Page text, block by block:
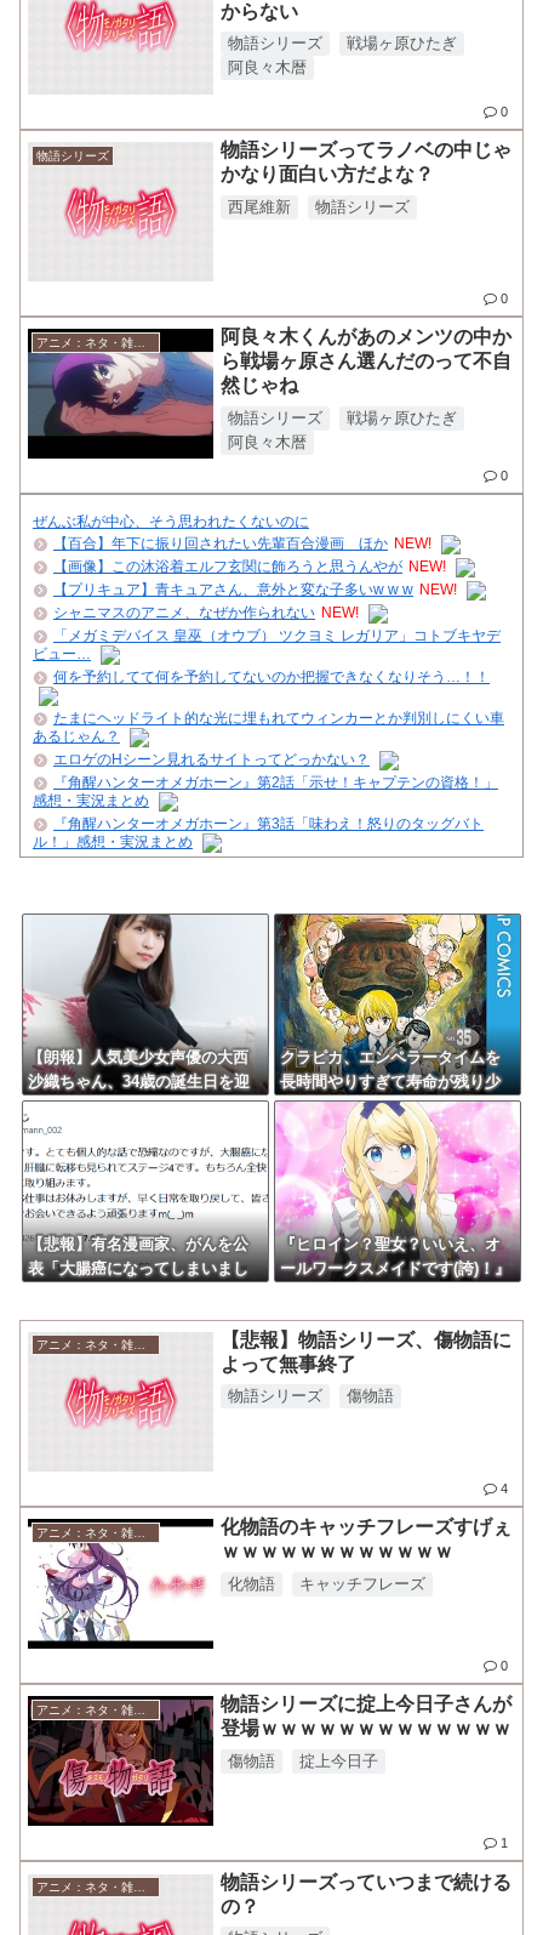
【復活予告】管理人、クダクダ
【画像】NARUTO三大謎の一つ、「羅生門」とは一体何だったの
か！？
舌を絡ませて、唾液交換して── ちゅっちゅしながらの濃厚エッ画像♪
クレバテスⅡ-魔獣の王と偽りの勇者伝承- 第4話 感想：敵を探すより
トアの書を餌に誘き出す作戦！
【ハンターハンター】再登場するかな
Powered by livedoor 相互RSS
からない
物語シリーズ
戦場ヶ原ひたぎ
阿良々木暦
0
物語シリーズ
物語シリーズってラノベの中じゃ
かなり面白い方だよな？
西尾維新 物語シリーズ
0
アニメ：ネタ・雑談・ニュース
阿良々木くんがあのメンツの中か
ら戦場ヶ原さん選んだのって不自
然じゃね
物語シリーズ
戦場ヶ原ひたぎ
阿良々木暦
0
ぜんぶ私が中心、そう思われたくないのに
【百合】年下に振り回されたい先輩百合漫画 ほか NEW!
【画像】この沐浴着エルフ玄関に飾ろうと思うんやが NEW!
【プリキュア】青キュアさん、意外と変な子多いw w w NEW!
シャニマスのアニメ、なぜか作られない NEW!
「メガミデバイス 皇巫（オウブ） ツクヨミ レガリア」コトブキヤデ
ビュー…
何を予約してて何を予約してないのか把握できなくなりそう…！！
たまにヘッドライト的な光に埋もれてウィンカーとか判別しにくい車
あるじゃん？
エロゲのHシーン見れるサイトってどっかない？
『角醒ハンターオメガホーン』第2話「示せ！キャプテンの資格！」
感想・実況まとめ
『角醒ハンターオメガホーン』第3話「味わえ！怒りのタッグバト
ル！」感想・実況まとめ
付。熊本への支援続々発表！
クレバテスⅡ-魔獣の王と偽りの勇者伝承- 第4話 感想：敵を探すより
トアの書を餌に誘き出す作戦！
【悲報】グルメ漫画の金字塔『美味しんぼ』、家庭で真似できるレシ
ピがない
Powered by livedoor 相互RSS
【朗報】人気美少女声優の大西
沙織ちゃん、34歳の誕生日を迎
える・・・
クラピカ、エンペラータイムを
長時間やりすぎて寿命が残り少
ない
【悲報】有名漫画家、がんを公
表「大腸癌になってしまいまし
ージ4です」
『ヒロイン？聖女？いいえ、オ
ールワークスメイドです(誇)！』
いい
アニメ：ネタ・雑談・ニュース
【悲報】物語シリーズ、傷物語に
よって無事終了
物語シリーズ 傷物語
4
アニメ：ネタ・雑談・ニュース
化物語のキャッチフレーズすげぇ
ｗｗｗｗｗｗｗｗｗｗｗｗ
化物語 キャッチフレーズ
0
アニメ：ネタ・雑談・ニュース
物語シリーズに掟上今日子さんが
登場ｗｗｗｗｗｗｗｗｗｗｗｗｗ
傷物語 掟上今日子
1
アニメ：ネタ・雑談・ニュース
物語シリーズっていつまで続ける
の？